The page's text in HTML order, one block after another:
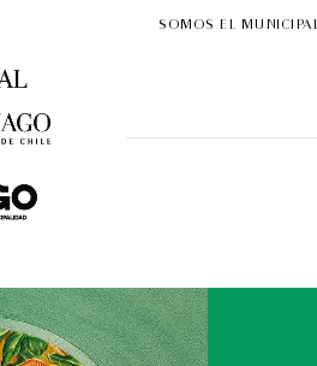
SOMOS EL MUNICIPAL